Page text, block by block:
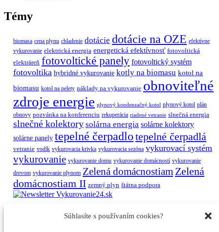
Súhlasíte s používaním cookies?
Témy
biomasa cena plynu chladenie dotácie dotácie na OZE efektívne
vykurovanie elektrická energia energetická efektívnosť fotovoltická
elektráreň fotovoltické panely fotovoltický systém
fotovoltika hybridné vykurovanie kotly na biomasu kotol na
biomasu kotol na pelety náklady na vykurovanie obnoviteľné
zdroje energie plynový kondenzačný kotol plynový kotol plán
obnovy pozvánka na konferenciu rekuperácia riadené vetranie slnečná energia
slnečné kolektory solárna energia solárne kolektory
solárne panely tepelné čerpadlo tepelné čerpadlá
vetranie vodík vykurovacia krivka vykurovacia sezóna vykurovací systém
vykurovanie vykurovanie domu vykurovanie domácností vykurovanie
drevom vykurovanie plynom Zelená domácnostiam Zelená
domácnostiam II zemný plyn štátna podpora